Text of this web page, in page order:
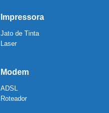
Impressora
Jato de Tinta
Laser
Modem
ADSL
Roteador